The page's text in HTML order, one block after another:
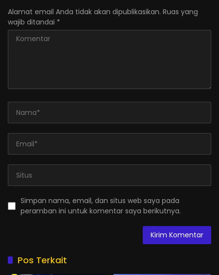
Alamat email Anda tidak akan dipublikasikan. Ruas yang
wajib ditandai *
Simpan nama, email, dan situs web saya pada
peramban ini untuk komentar saya berikutnya.
Pos Terkait